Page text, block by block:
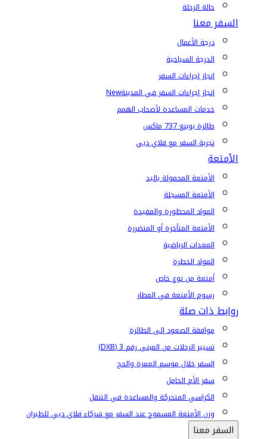
حالة الرحلة
السفر معنا
درجة الأعمال
الدرجة السياحية
إنجاز إجراءات السفر
إنجاز إجراءات السفر في المدينةNew
خدمات المساعدة لأصحاب الهمم
طائرة بوينغ 737 ماكس
تجربة السفر مع فلاي دبي
الأمتعة
الأمتعة المحمولة باليد
الأمتعة المسجلة
المواد المحظورة والمقيدة
الأمتعة المتأخرة أو المتضررة
المعدات الرياضية
المواد الخطرة
أمتعة من نوع خاص
رسوم الأمتعة في المطار
روابط ذات صلة
موافقة الصعود إلى الطائرة
تسيير الرحلات من المبنى رقم 3 (DXB)
السفر خلال موسم العمرة والحج
سفر الأم الحامل
الكراسي المتحركة والمساعدة في التنقل
وزن الأمتعة المسموح عند السفر مع شركاء فلاي دبي للطيران
السفر معنا